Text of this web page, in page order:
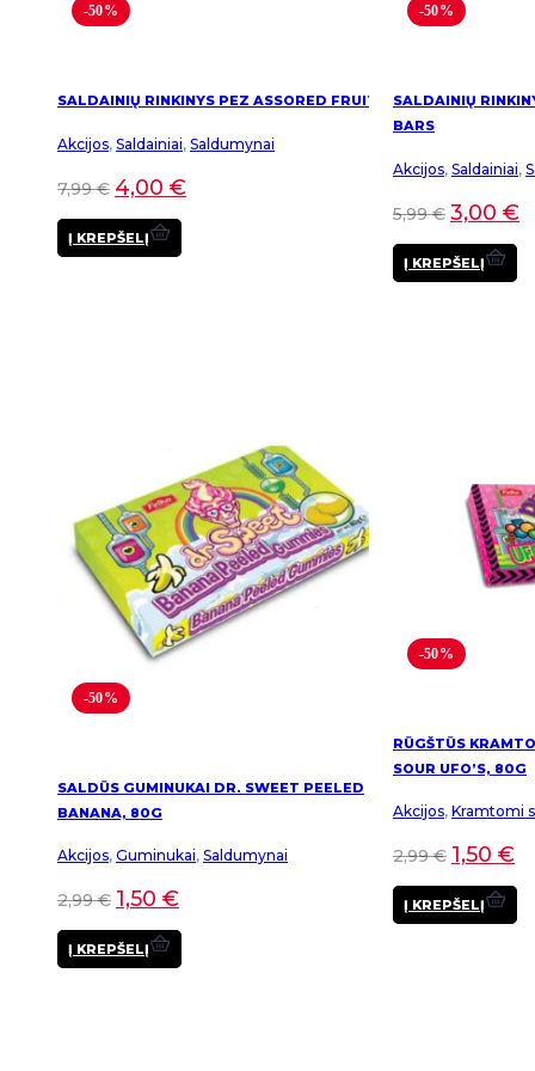
-50%
SALDAINIŲ RINKINYS PEZ ASSORED FRUIT
Akcijos, Saldainiai, Saldumynai
7,99€ 4,00 €
Į KREPŠELĮ
-50%
SALDAINIŲ
BARS
Akcijos, Saldainiai,
5,99€ 3,00 €
Į KREPŠELĮ
-50%
SALDŪS GUMINUKAI DR. SWEET PEELED
BANANA, 80G
Akcijos, Guminukai, Saldumynai
2,99€ 1,50 €
Į KREPŠELĮ
-50%
RŪGŠTŪS
SOUR UFO’S, 80G
Akcijos, Kramtomi
2,99€ 1,50 €
Į KREPŠELĮ